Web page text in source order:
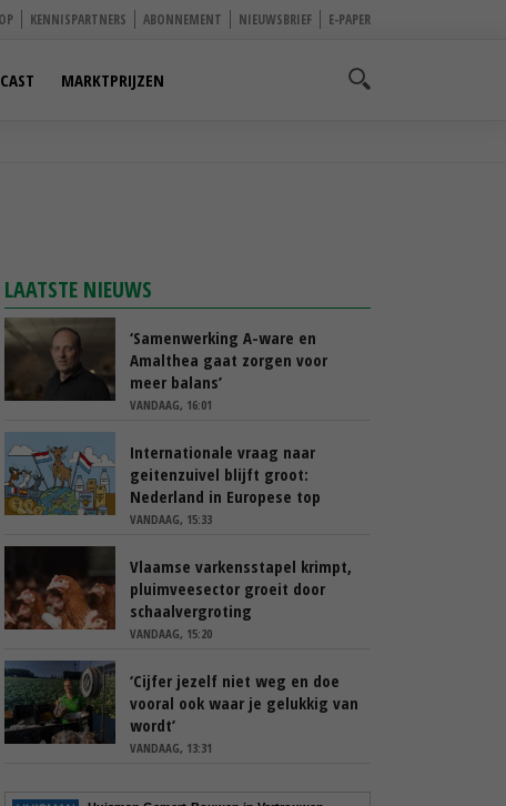
KENNISPARTNERS ABONNEMENT NIEUWSBRIEF E-PAPER
MARKTPRIJZEN
LAATSTE NIEUWS
‘Samenwerking A-ware en
Amalthea gaat zorgen voor
meer balans’
VANDAAG, 16:01
Internationale vraag naar
geitenzuivel blijft groot:
Nederland in Europese top
VANDAAG, 15:33
Vlaamse varkensstapel krimpt,
pluimveesector groeit door
schaalvergroting
VANDAAG, 15:20
‘Cijfer jezelf niet weg en doe
vooral ook waar je gelukkig van
wordt’
VANDAAG, 13:31